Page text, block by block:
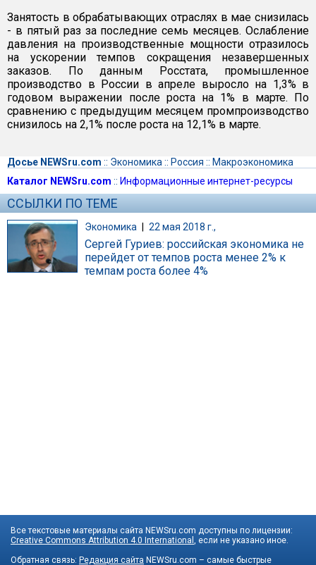
Занятость в обрабатывающих отраслях в мае снизилась
- в пятый раз за последние семь месяцев. Ослабление
давления на производственные мощности отразилось
на ускорении темпов сокращения незавершенных
заказов. По данным Росстата, промышленное
производство в России в апреле выросло на 1,3% в
годовом выражении после роста на 1% в марте. По
сравнению с предыдущим месяцем промпроизводство
снизилось на 2,1% после роста на 12,1% в марте.
Досье NEWSru.com :: Экономика :: Россия :: Макроэкономика
Каталог NEWSru.com :: Информационные интернет-ресурсы
ССЫЛКИ ПО ТЕМЕ
Экономика | 22 мая 2018 г.,
Сергей Гуриев: российская экономика не
перейдет от темпов роста менее 2% к
темпам роста более 4%
Все текстовые материалы сайта NEWSru.com доступны по лицензии:
Creative Commons Attribution 4.0 International
, если не указано иное.
Обратная связь: Редакция сайта NEWSru.com – самые быстрые